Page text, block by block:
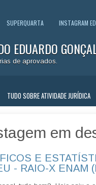
SUPERQUARTA INSTAGRAM
EDUARDO
de aprovados.
TUDO SOBRE ATIVIDADE JURÍDICA
em
E
- RAIO-X ENAM